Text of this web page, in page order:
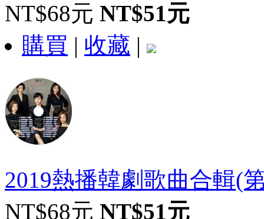
NT$68元 NT$51元
購買 | 收藏 |
2019熱播韓劇歌曲合輯(
NT$68元 NT$51元